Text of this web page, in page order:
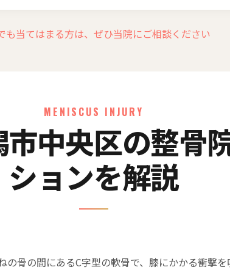
も当てはまる方は、ぜひ当院にご相談ください
MENISCUS INJURY
中央区の整骨
ションを解説
の骨の間にあるC字型の軟骨で、膝にかかる衝撃